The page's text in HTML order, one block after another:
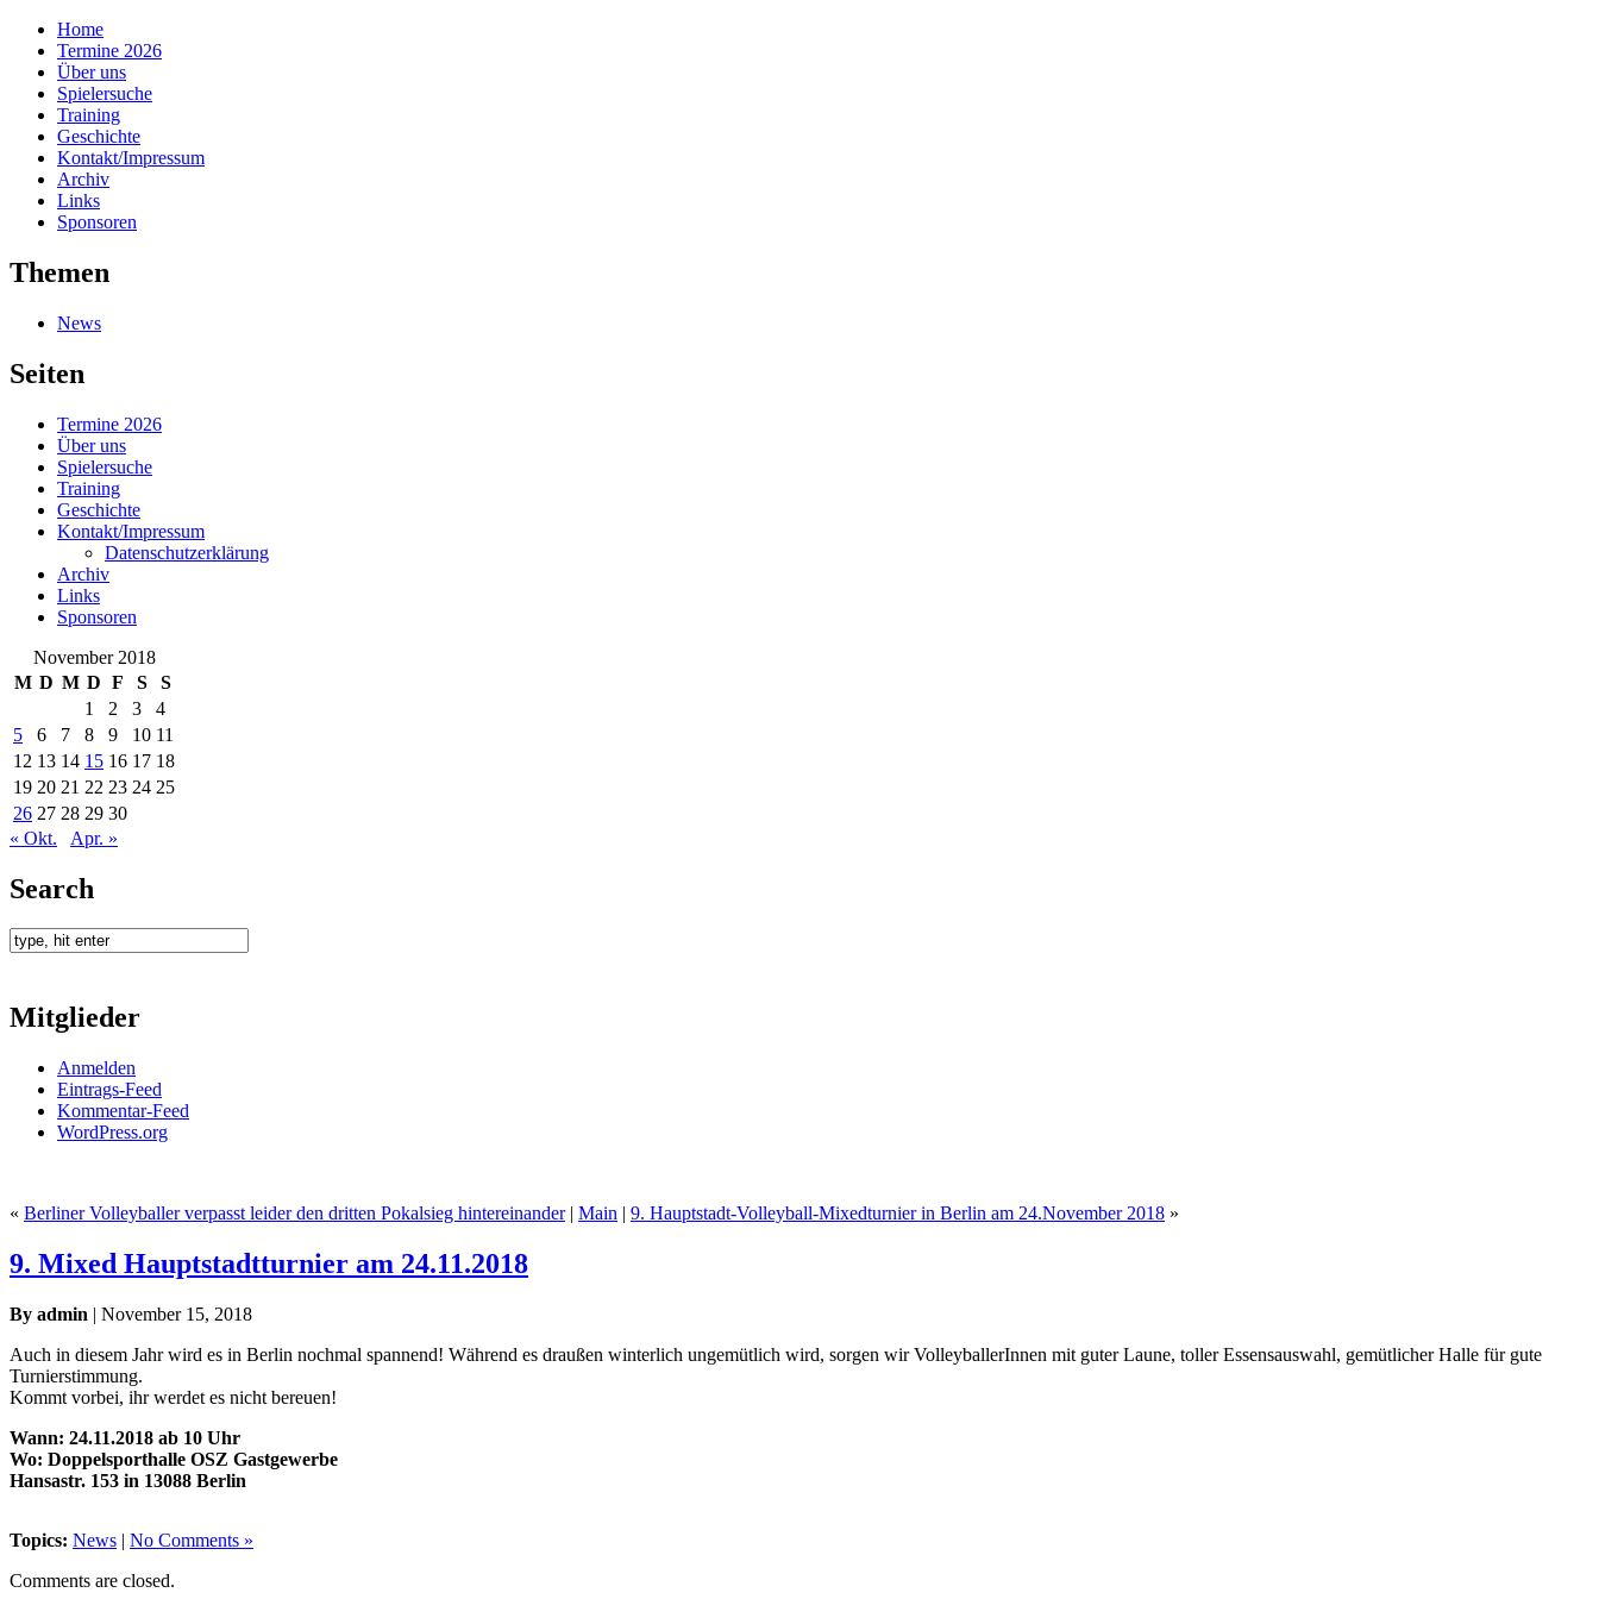
Home
Termine 2026
Über uns
Spielersuche
Training
Geschichte
Kontakt/Impressum
Archiv
Links
Sponsoren
Themen
News
Seiten
Termine 2026
Über uns
Spielersuche
Training
Geschichte
Kontakt/Impressum
Datenschutzerklärung
Archiv
Links
Sponsoren
November 2018
M D M D F S
S
1
2 3
4
5
6 7 8 9 10 11
12 13 14 15 16 17 18
19 20 21 22 23 24 25
26 27 28 29 30
« Okt.
Apr. »
Search
Mitglieder
Anmelden
Eintrags-Feed
Kommentar-Feed
WordPress.org
« Berliner Volleyballer verpasst leider den dritten Pokalsieg hintereinander| Main | 9. Hauptstadt-Volleyball-Mixedturnier in Berlin am 24.November 2018 »
9. Mixed Hauptstadtturnier am 24.11.2018
By admin | November 15, 2018
Auch in diesem Jahr wird es in Berlin nochmal spannend! Während es draußen winterlich ungemütlich wird, sorgen wir VolleyballerInnen mit guter Laune, toller Essensauswahl, gemütlicher Halle für gute
Turnierstimmung.
Kommt vorbei, ihr werdet es nicht bereuen!
Wann: 24.11.2018 ab 10 Uhr
Wo: Doppelsporthalle OSZ Gastgewerbe
Hansastr. 153 in 13088 Berlin
Topics: News | No Comments »
Comments are closed.